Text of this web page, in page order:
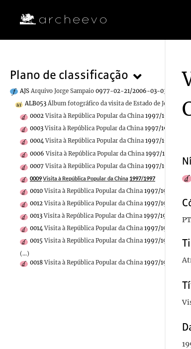
Plano de classificação
AJS Arquivo Jorge Sampaio 0977-02-21/2006-03-03
ALB053 Álbum fotográfico da visita de Estado de Jorge
0002 Visita à República Popular da China 1997/1997
0003 Visita à República Popular da China 1997/1997
0004 Visita à República Popular da China 1997/1997
0006 Visita à República Popular da China 1997/1997
0007 Visita à República Popular da China 1997/1997
0009Visita à República Popular da China 1997/1997
0010 Visita à República Popular da China 1997/1997
0012 Visita à República Popular da China 1997/1997
0013 Visita à República Popular da China 1997/1997
0014 Visita à República Popular da China 1997/1997
0015 Visita à República Popular da China 1997/1997
(...)
0018 Visita à República Popular da China 1997/1997